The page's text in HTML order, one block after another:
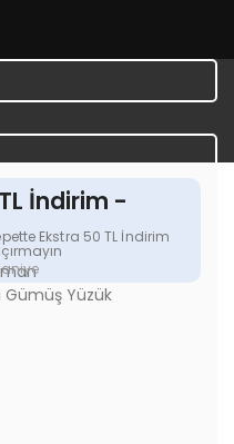
İndirim -
Ekstra 50 TL İndirim
Gümüş Yüzük